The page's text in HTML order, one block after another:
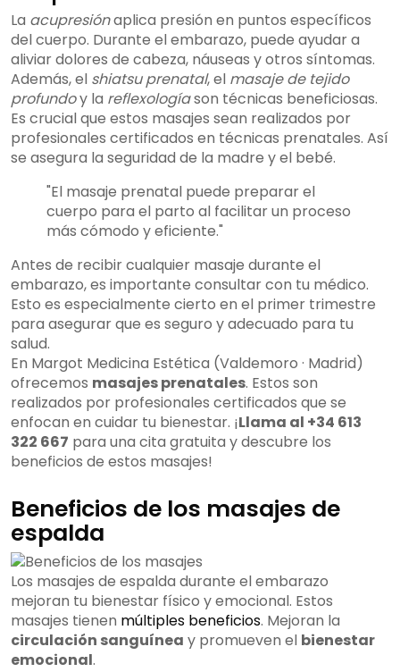
La acupresiónaplica presión en puntos específicos
del cuerpo. Durante el embarazo, puede ayudar a
aliviar dolores de cabeza, náuseas y otros síntomas.
Además, el shiatsu prenatal, el masaje de tejido
profundoy la reflexologíason técnicas beneficiosas.
Es crucial que estos masajes sean realizados por
profesionales certificados en técnicas prenatales. Así
se asegura la seguridad de la madre y el bebé.
"El masaje prenatal puede preparar el
cuerpo para el parto al facilitar un proceso
más cómodo y eficiente."
Antes de recibir cualquier masaje durante el
embarazo, es importante consultar con tu médico.
Esto es especialmente cierto en el primer trimestre
para asegurar que es seguro y adecuado para tu
salud.
En Margot Medicina Estética (Valdemoro · Madrid)
ofrecemos masajes prenatales. Estos son
realizados por profesionales certificados que se
enfocan en cuidar tu bienestar. ¡Llama al +34 613
322 667 para una cita gratuita y descubre los
beneficios de estos masajes!
Beneficios de los masajes de
espalda
Los masajes de espalda durante el embarazo
mejoran tu bienestar físico y emocional. Estos
masajes tienen múltiples beneficios. Mejoran la
circulación sanguínea y promueven el bienestar
emocional.